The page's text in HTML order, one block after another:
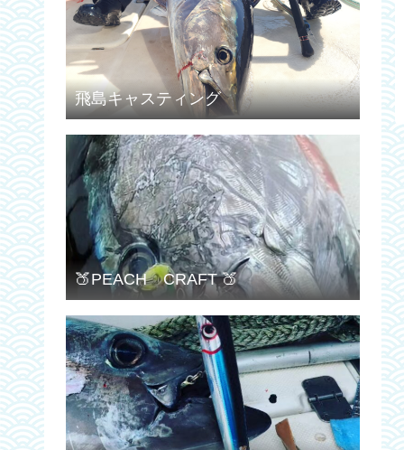
飛島キャスティング
🍑PEACH CRAFT 🍑